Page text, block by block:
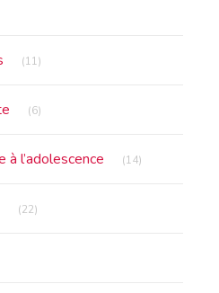
(11)
(6)
à l’adolescence (14)
(22)